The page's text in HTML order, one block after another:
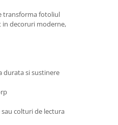
transforma fotoliul
in decoruri moderne,
durata si sustinere
colturi de lectura